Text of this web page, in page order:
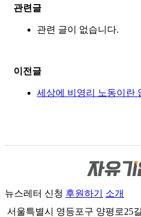
관련글
관련 글이 없습니다.
이전글
세상에 비영리 노동이란
뉴스레터 신청 후원하기
소개
서울특별시 영등포구 양평로25